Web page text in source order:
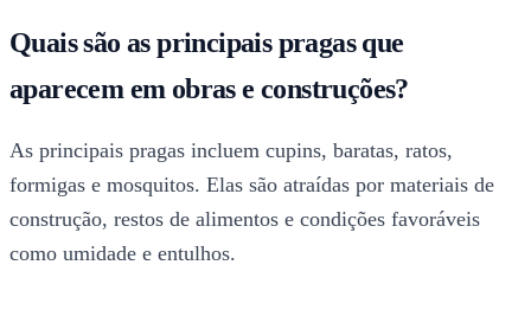
Quais são as principais pragas que
aparecem em obras e construções?
As principais pragas incluem cupins, baratas, ratos,
formigas e mosquitos. Elas são atraídas por materiais de
construção, restos de alimentos e condições favoráveis
como umidade e entulhos.